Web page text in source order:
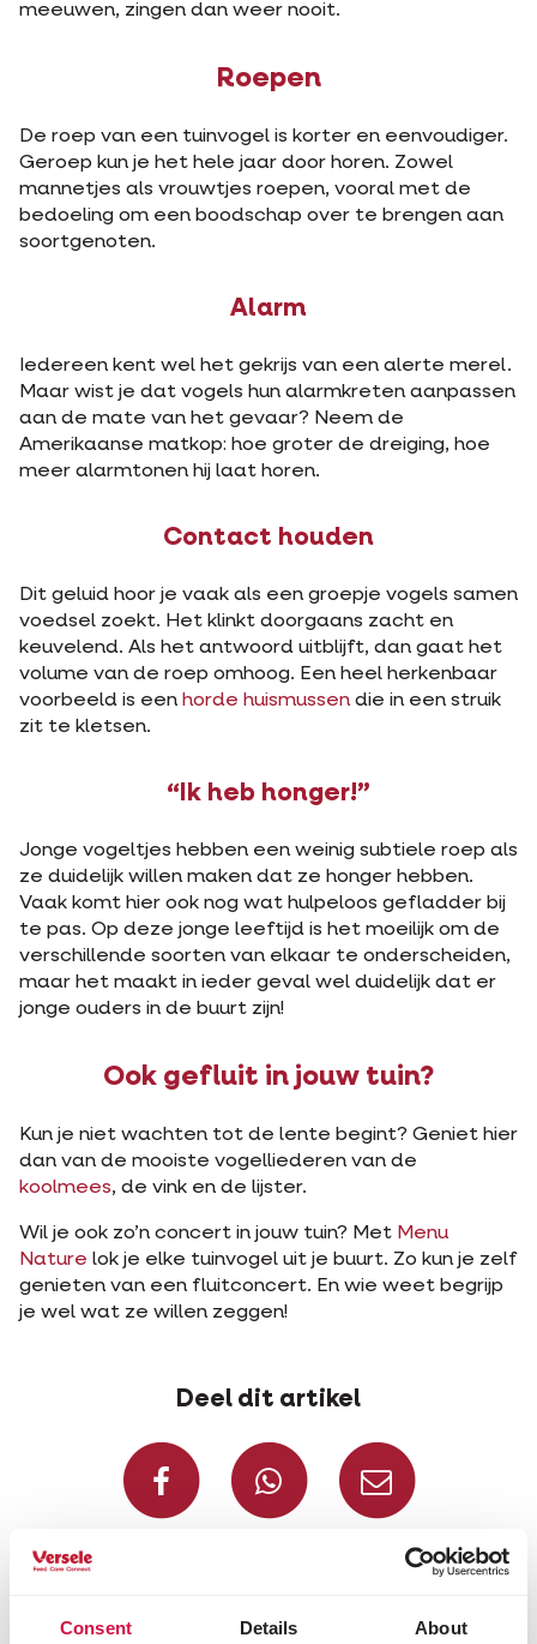
Consent Details About
meeuwen, zingen dan weer nooit.
Roepen
De roep van een tuinvogel is korter en eenvoudiger.
Geroep kun je het hele jaar door horen. Zowel
mannetjes als vrouwtjes roepen, vooral met de
bedoeling om een boodschap over te brengen aan
soortgenoten.
Alarm
Iedereen kent wel het gekrijs van een alerte merel.
Maar wist je dat vogels hun alarmkreten aanpassen
aan de mate van het gevaar? Neem de
Amerikaanse matkop: hoe groter de dreiging, hoe
meer alarmtonen hij laat horen.
Contact houden
Dit geluid hoor je vaak als een groepje vogels samen
voedsel zoekt. Het klinkt doorgaans zacht en
keuvelend. Als het antwoord uitblijft, dan gaat het
volume van de roep omhoog. Een heel herkenbaar
voorbeeld is een horde huismussen die in een struik
zit te kletsen.
“Ik heb honger!”
Jonge vogeltjes hebben een weinig subtiele roep als
ze duidelijk willen maken dat ze honger hebben.
Vaak komt hier ook nog wat hulpeloos gefladder bij
te pas. Op deze jonge leeftijd is het moeilijk om de
verschillende soorten van elkaar te onderscheiden,
maar het maakt in ieder geval wel duidelijk dat er
jonge ouders in de buurt zijn!
Ook gefluit in jouw tuin?
Kun je niet wachten tot de lente begint? Geniet hier
dan van de mooiste vogelliederen van de
koolmees, de vink en de lijster.
Wil je ook zo’n concert in jouw tuin? Met Menu
Nature lok je elke tuinvogel uit je buurt. Zo kun je zelf
genieten van een fluitconcert. En wie weet begrijp
je wel wat ze willen zeggen!
Deel dit artikel
Deel op Facebook
Deel via